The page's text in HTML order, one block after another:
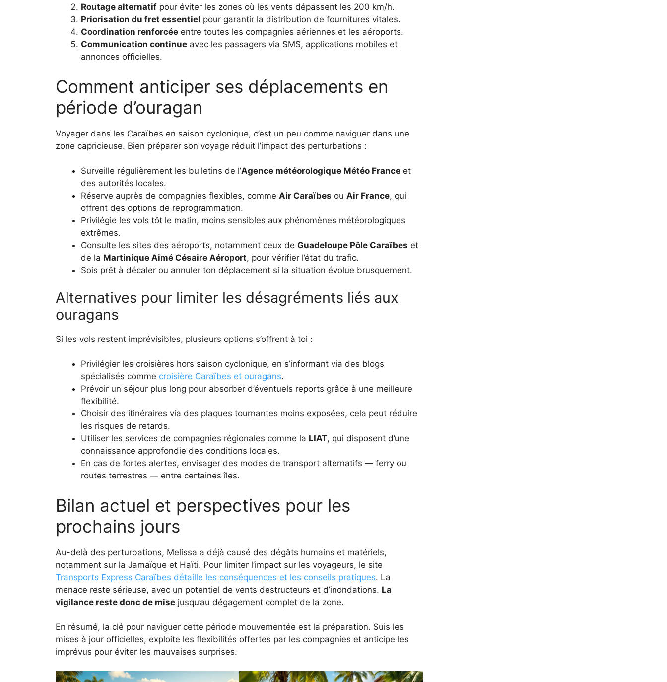
Routage alternatif pour éviter les zones où les vents dépassent les 200 km/h.
Priorisation du fret essentiel pour garantir la distribution de fournitures vitales.
Coordination renforcée entre toutes les compagnies aériennes et les aéroports.
Communication continue avec les passagers via SMS, applications mobiles et
annonces officielles.
Comment anticiper ses déplacements en
période d’ouragan
Voyager dans les Caraïbes en saison cyclonique, c’est un peu comme naviguer dans une
zone capricieuse. Bien préparer son voyage réduit l’impact des perturbations :
Surveille régulièrement les bulletins de l’Agence météorologique Météo France et
des autorités locales.
Réserve auprès de compagnies flexibles, comme Air Caraïbes ou Air France, qui
offrent des options de reprogrammation.
Privilégie les vols tôt le matin, moins sensibles aux phénomènes météorologiques
extrêmes.
Consulte les sites des aéroports, notamment ceux de Guadeloupe Pôle Caraïbes et
de la Martinique Aimé Césaire Aéroport, pour vérifier l’état du trafic.
Sois prêt à décaler ou annuler ton déplacement si la situation évolue brusquement.
Alternatives pour limiter les désagréments liés aux
ouragans
Si les vols restent imprévisibles, plusieurs options s’offrent à toi :
Privilégier les croisières hors saison cyclonique, en s’informant via des blogs
spécialisés comme croisière Caraïbes et ouragans.
Prévoir un séjour plus long pour absorber d’éventuels reports grâce à une meilleure
flexibilité.
Choisir des itinéraires via des plaques tournantes moins exposées, cela peut réduire
les risques de retards.
Utiliser les services de compagnies régionales comme la LIAT, qui disposent d’une
connaissance approfondie des conditions locales.
En cas de fortes alertes, envisager des modes de transport alternatifs — ferry ou
routes terrestres — entre certaines îles.
Bilan actuel et perspectives pour les
prochains jours
Au-delà des perturbations, Melissa a déjà causé des dégâts humains et matériels,
notamment sur la Jamaïque et Haïti. Pour limiter l’impact sur les voyageurs, le site
Transports Express Caraïbes détaille les conséquences et les conseils pratiques. La
menace reste sérieuse, avec un potentiel de vents destructeurs et d’inondations. La
vigilance reste donc de mise jusqu’au dégagement complet de la zone.
En résumé, la clé pour naviguer cette période mouvementée est la préparation. Suis les
mises à jour officielles, exploite les flexibilités offertes par les compagnies et anticipe les
imprévus pour éviter les mauvaises surprises.